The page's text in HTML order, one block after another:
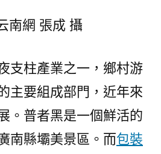
網 張成 攝
支柱產業之一，鄉村游
主要組成部門，近年來
。普者黑是一個鮮活的
南縣壩美景區。而包裝